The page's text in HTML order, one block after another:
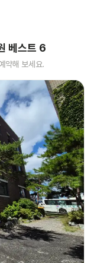
베스트 6
약해 보세요.